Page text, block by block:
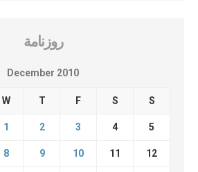
روزنامة
December 2010
W T F S S
1 2 3 4 5
8 9 10 11 12